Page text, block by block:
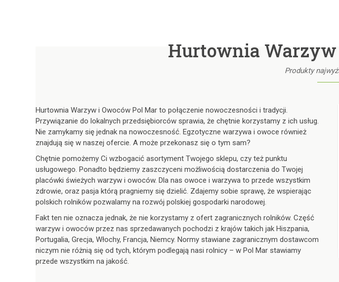
Hurtownia
Produkty
Hurtownia Warzyw i Owoców Pol Mar to połączenie nowoczesności i tradycji.
Przywiązanie do lokalnych przedsiębiorców sprawia, że chętnie korzystamy z ich usług.
Nie zamykamy się jednak na nowoczesność. Egzotyczne warzywa i owoce również
znajdują się w naszej ofercie. A może przekonasz się o tym sam?
Chętnie pomożemy Ci wzbogacić asortyment Twojego sklepu, czy też punktu
usługowego. Ponadto będziemy zaszczyceni możliwością dostarczenia do Twojej
placówki świeżych warzyw i owoców. Dla nas owoce i warzywa to przede wszystkim
zdrowie, oraz pasja którą pragniemy się dzielić. Zdajemy sobie sprawę, że wspierając
polskich rolników pozwalamy na rozwój polskiej gospodarki narodowej.
Fakt ten nie oznacza jednak, że nie korzystamy z ofert zagranicznych rolników. Część
warzyw i owoców przez nas sprzedawanych pochodzi z krajów takich jak Hiszpania,
Portugalia, Grecja, Włochy, Francja, Niemcy. Normy stawiane zagranicznym dostawcom
niczym nie różnią się od tych, którym podlegają nasi rolnicy – w Pol Mar stawiamy
przede wszystkim na jakość.